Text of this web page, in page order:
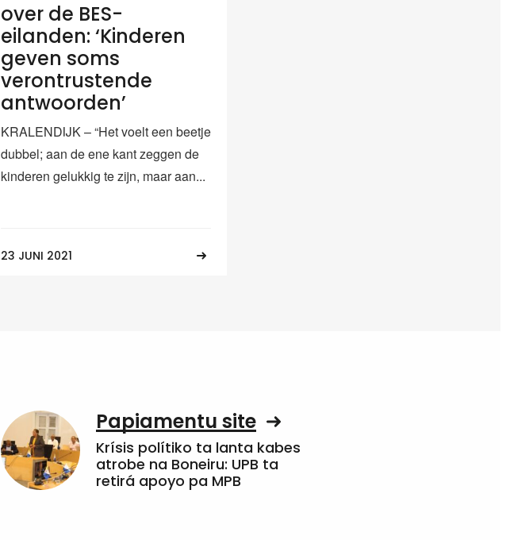
over de BES-
eilanden: ‘Kinderen
geven soms
verontrustende
antwoorden’
KRALENDIJK – “Het voelt een beetje
dubbel; aan de ene kant zeggen de
kinderen gelukkig te zijn, maar aan...
23 JUNI 2021
Papiamentu site
Krísis polítiko ta lanta kabes
atrobe na Boneiru: UPB ta
retirá apoyo pa MPB